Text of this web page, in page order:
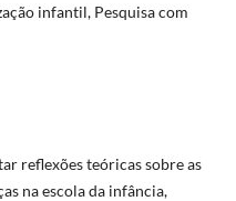
infantil, Pesquisa com
reflexões teóricas sobre as
na escola da infância,